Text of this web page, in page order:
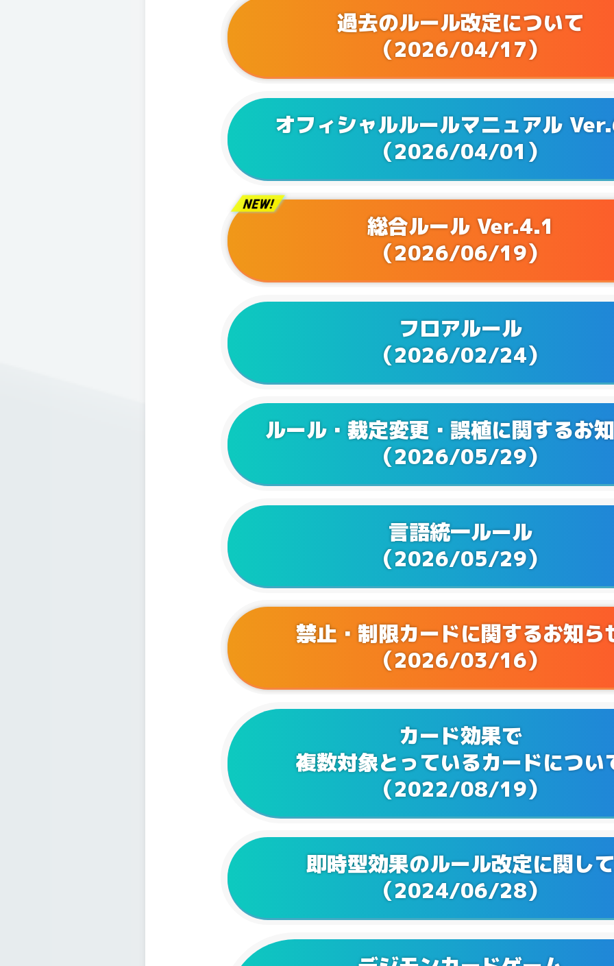
Q&Aを更新！
Q&Aを更新！
2025/06/25 Q&Aを更新！
2025/06/13 Q&Aを更新！
Q&Aを更新！
2025/04/04 Q&Aを更新！
Q&Aを更新！
Q&Aを更新！
2025/01/24 Q&Aを更新！
Q&Aを更新！
Q&Aを更新！
2024/08/01 Q&Aを更新！
Q&Aを更新！
Q&Aを更新！
Q&Aを更新！
2024/02/16 Q&Aを更新！
2023/12/15 Q&Aを更新！
Q&Aを更新！
2023/11/17 Q&Aを更新！
Q&Aを更新！
Q&Aを更新！
2023/08/25 Q&Aを更新！
Q&Aを更新！
Q&Aを更新！
2023/05/25 Q&Aを更新！
2023/04/21 Q&Aを更新！
過去のルール改定について
（2026/04/17）
オフィシャルルールマニュアル
（2026/04/01）
総合ルール Ver.4.1
（2026/06/19）
フロアルール
（2026/02/24）
ルール・裁定変更・誤植に関するお
（2026/05/29）
言語統一ルール
（2026/05/29）
禁止・制限カードに関するお知ら
（2026/03/16）
カード効果で
複数対象とっているカードについ
（2022/08/19）
即時型効果のルール改定に関して
（2024/06/28）